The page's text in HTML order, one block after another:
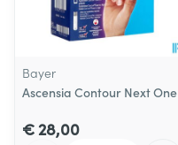
Bayer
Ascensia Contour Next One
€ 28,00